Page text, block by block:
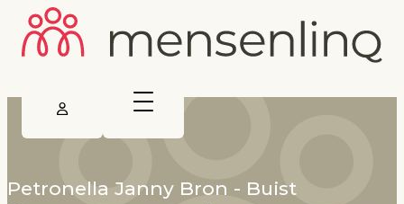
Petronella Janny Bron - Buist